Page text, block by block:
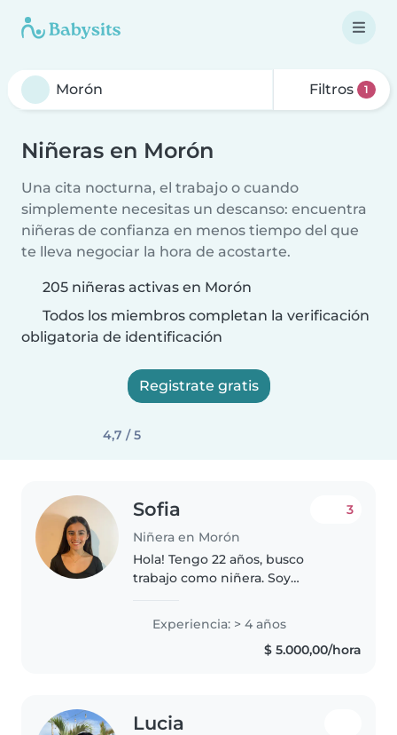
Filtros 1
Niñeras en Morón
Una cita nocturna, el trabajo o cuando
simplemente necesitas un descanso: encuentra
niñeras de confianza en menos tiempo del que
te lleva negociar la hora de acostarte.
205 niñeras activas en Morón
Todos los miembros completan la verificación
obligatoria de identificación
Registrate gratis
4,7 / 5
Sofia
Niñera en Morón
3
Hola! Tengo 22 años, busco
trabajo como niñera. Soy
Nutrición Tengo experiencia con
niños y bebés (de múltiples
Experiencia: > 4 años
$ 5.000,00/hora
Lucia